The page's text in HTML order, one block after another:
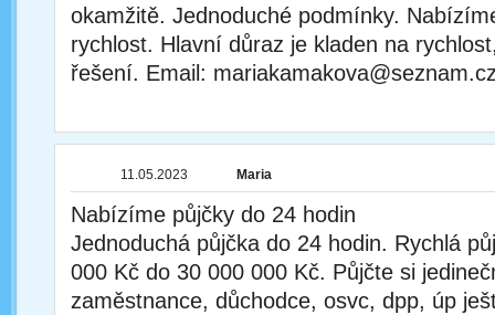
okamžitě. Jednoduché podmínky.
rychlost. Hlavní důraz je kladen na
řešení. Email:
11.05.2023 Maria
Nabízíme půjčky do 24 hodin
Jednoduchá půjčka do 24 hodin. Rychlá
000 Kč do 30 000 000 Kč. Půjčte si
zaměstnance, důchodce, osvc, dpp, úp